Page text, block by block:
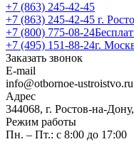
+7 (863) 245-42-45
+7 (863) 245-42-45 г.
+7 (800) 775-08-24
+7 (495) 151-88-24г.
Заказать звонок
E-mail
info@otbornoe-ustroistvo.ru
Адрес
344068, г. Ростов-на-
Режим работы
Пн. – Пт.: с 8:00 до 17:00